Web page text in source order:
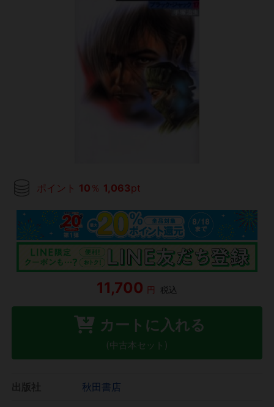
ポイント 10 ％ 1,063pt
11,700 円 税込
カートに入れる
(中古本セット)
秋田書店